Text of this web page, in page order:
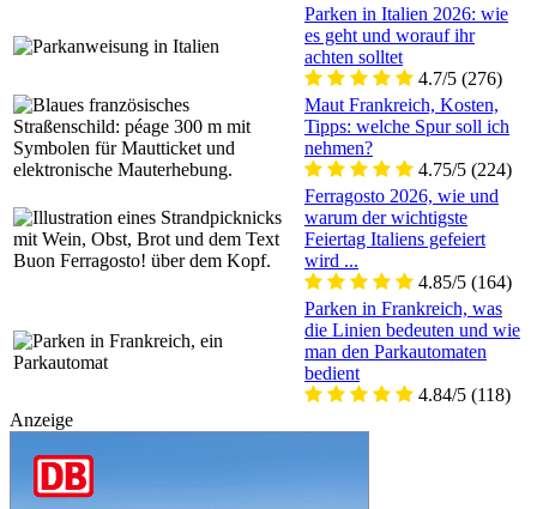
Parken in Italien 2026: wie
es geht und worauf ihr
achten solltet
4.7/5 (276)
Maut Frankreich, Kosten,
Tipps: welche Spur soll ich
nehmen?
4.75/5 (224)
Ferragosto 2026, wie und
warum der wichtigste
Feiertag Italiens gefeiert
wird ...
4.85/5 (164)
Parken in Frankreich, was
die Linien bedeuten und wie
man den Parkautomaten
bedient
4.84/5 (118)
Anzeige